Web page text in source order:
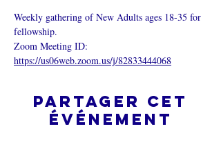
Weekly gathering of New Adults ages 18-35 for
fellowship.
Zoom Meeting ID:
https://us06web.zoom.us/j/82833444068
Partager cet
événement